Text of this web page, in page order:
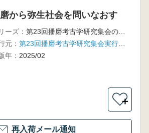
から弥生社会を問いなおす
ーズ：
第23回播磨考古学研究集会の記録
元：
第23回播磨考古学研究集会実行委員会
年： 2025/02
＋
再入荷メール通知